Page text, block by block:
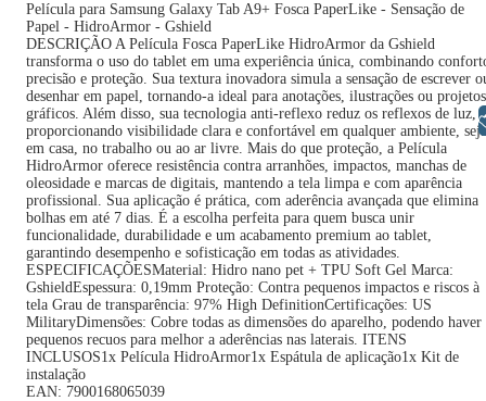
Película para Samsung Galaxy Tab A9+ Fosca PaperLike - Sensação de
Papel - HidroArmor - Gshield
DESCRIÇÃO A Película Fosca PaperLike HidroArmor da Gshield
transforma o uso do tablet em uma experiência única, combinando
precisão e proteção. Sua textura inovadora simula a sensação de escrever
desenhar em papel, tornando-a ideal para anotações, ilustrações ou projetos
gráficos. Além disso, sua tecnologia anti-reflexo reduz os reflexos de luz,
proporcionando visibilidade clara e confortável em qualquer ambiente, seja
em casa, no trabalho ou ao ar livre. Mais do que proteção, a Película
HidroArmor oferece resistência contra arranhões, impactos, manchas de
oleosidade e marcas de digitais, mantendo a tela limpa e com aparência
profissional. Sua aplicação é prática, com aderência avançada que elimina
bolhas em até 7 dias. É a escolha perfeita para quem busca unir
funcionalidade, durabilidade e um acabamento premium ao tablet,
garantindo desempenho e sofisticação em todas as atividades.
ESPECIFICAÇÕESMaterial: Hidro nano pet + TPU Soft Gel Marca:
GshieldEspessura: 0,19mm Proteção: Contra pequenos impactos e riscos à
tela Grau de transparência: 97% High DefinitionCertificações: US
MilitaryDimensões: Cobre todas as dimensões do aparelho, podendo haver
pequenos recuos para melhor a aderências nas laterais. ITENS
INCLUSOS1x Película HidroArmor1x Espátula de aplicação1x Kit de
instalação
EAN: 7900168065039
Libras